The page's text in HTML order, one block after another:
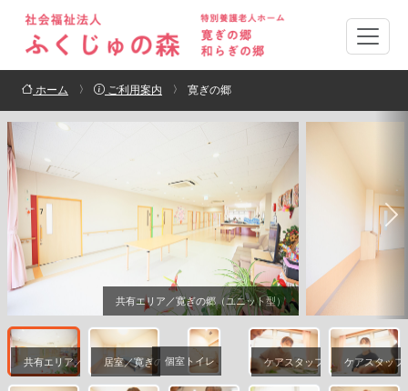
ホーム ご利用案内 寛ぎの郷
共有エリア／寛ぎの郷（ユニット型）
共有エリア／寛ぎの郷（ユニット型）
居室／寛ぎの郷（ユニット型）
個室トイレ ケアスタッフ ケアスタッフ